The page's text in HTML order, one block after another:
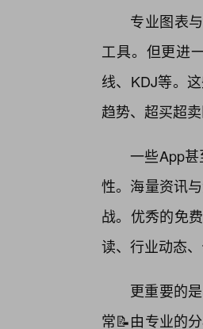
专业图表
工具。但更进
线、KDJ等。
趋势、超买超
一些App
性。海量资讯
战。优秀的免
读、行业动态、
更重要的
常📝由专业的